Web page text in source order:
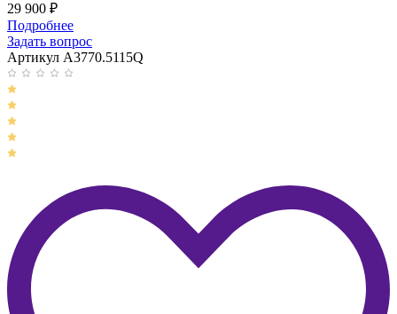
29 900 ₽
Подробнее
Задать вопрос
Артикул A3770.5115Q